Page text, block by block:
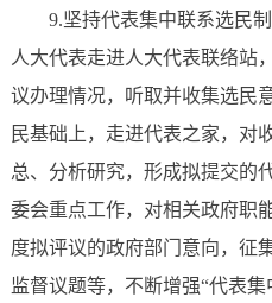
9.坚持代表集中联系选民
人大代表走进人大代表联络站
议办理情况，听取并收集选民
民基础上，走进代表之家，对
总、分析研究，形成拟提交的
委会重点工作，对相关政府职
度拟评议的政府部门意向，征
监督议题等，不断增强“代表